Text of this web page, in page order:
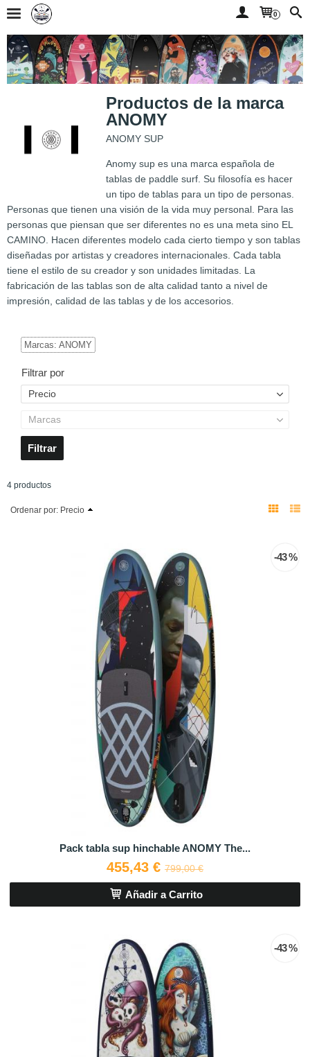
0
Productos de la marca
ANOMY
ANOMY SUP
Anomy sup es una marca española de
tablas de paddle surf. Su filosofía es hacer
un tipo de tablas para un tipo de personas.
Personas que tienen una visión de la vida muy personal. Para las
personas que piensan que ser diferentes no es una meta sino EL
CAMINO. Hacen diferentes modelo cada cierto tiempo y son tablas
diseñadas por artistas y creadores internacionales. Cada tabla
tiene el estilo de su creador y son unidades limitadas. La
fabricación de las tablas son de alta calidad tanto a nivel de
impresión, calidad de las tablas y de los accesorios.
Marcas: ANOMY
Filtrar por
Precio
Marcas
4 productos
Ordenar por: Precio
-43 %
Pack tabla sup hinchable ANOMY The...
455,43 € 799,00 €
Añadir a Carrito
-43 %